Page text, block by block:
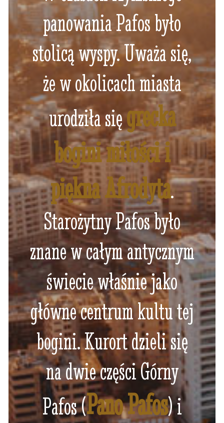
panowania Pafos było
stolicą wyspy. Uważa się,
że w okolicach miasta
urodziła sięgrecka
bogini miłości i
piękna Afrodyta.
Starożytny Pafos było
znane w całym antycznym
świecie właśnie jako
główne centrum kultu tej
bogini. Kurort dzieli się
na dwie części Górny
Pafos (Pano Pafos) i